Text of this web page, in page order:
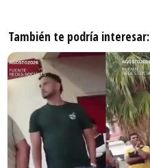
También te podría interesar: